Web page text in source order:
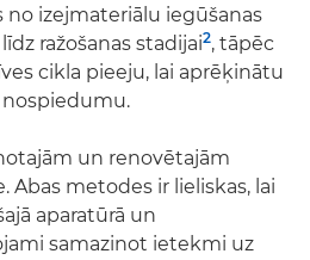
izejmateriālu iegūšanas
ražošanas stadijai2, tāpēc
cikla pieeju, lai aprēķinātu
nospiedumu.
un renovētajām
Abas metodes ir lieliskas, lai
aparatūrā un
samazinot ietekmi uz